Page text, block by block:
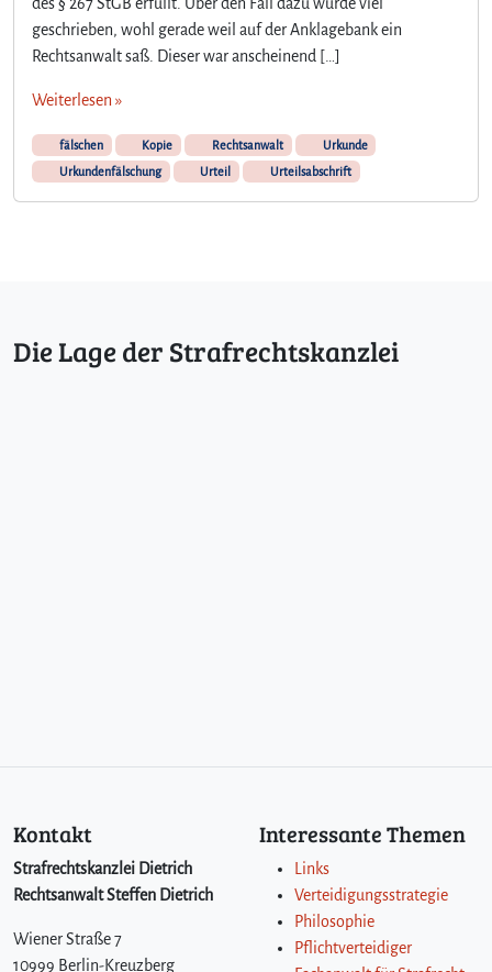
geschrieben, wohl gerade weil auf der Anklagebank ein
Rechtsanwalt saß. Dieser war anscheinend […]
Weiterlesen »
fälschen Kopie Rechtsanwalt
Urkunde
Urkundenfälschung
Urteil Urteilsabschrift
Die Lage der Strafrechtskanzlei
Kontakt
Strafrechtskanzlei Dietrich
Rechtsanwalt Steffen Dietrich
Wiener Straße 7
10999 Berlin-Kreuzberg
Interessante Themen
Links
Verteidigungsstrategie
Philosophie
Pflichtverteidiger